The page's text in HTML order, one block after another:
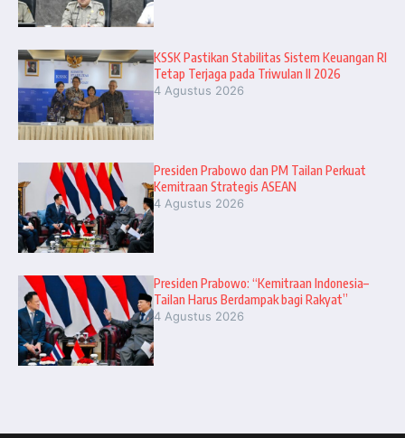
KSSK Pastikan Stabilitas Sistem Keuangan RI
Tetap Terjaga pada Triwulan II 2026
4 Agustus 2026
Presiden Prabowo dan PM Tailan Perkuat
Kemitraan Strategis ASEAN
4 Agustus 2026
Presiden Prabowo: “Kemitraan Indonesia–
Tailan Harus Berdampak bagi Rakyat”
4 Agustus 2026